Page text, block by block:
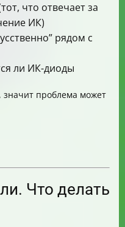
что отвечает за
ИК)
рядом с
ли ИК-диоды
проблема может
Что делать